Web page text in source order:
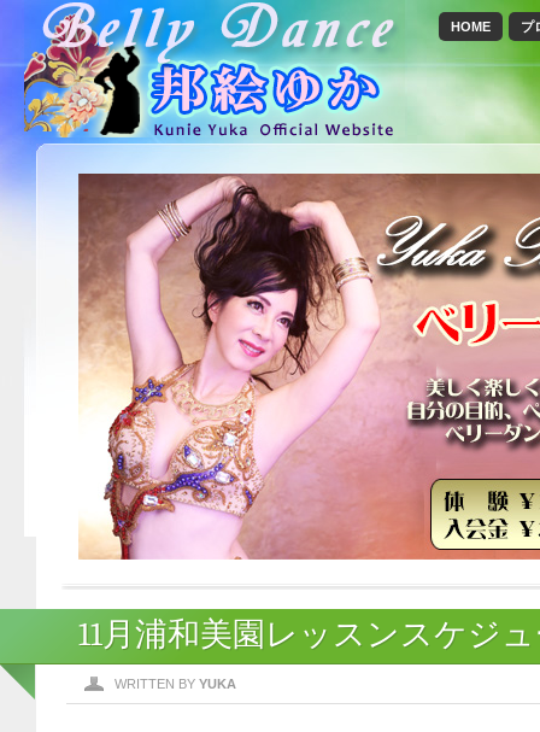
プ
HOME
11月浦和美園レッスンスケジ
WRITTEN BY YUKA